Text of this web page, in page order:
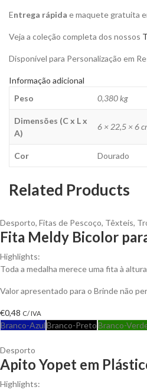
Entrega rápida e maquete gratuita
Veja a coleção completa dos nossos
Disponível para Personalização em
Informação adicional
Peso
0,380 kg
Dimensões (C x L x
A)
6 × 22,5 × 6
Cor Dourado
Related Products
Desporto, Fitas de Pescoço, Têxteis,
Fita Meldy Bicolor
Highlights:
Toda a medalha merece uma fita à
Valor apresentado para o Brinde não
€0,48 C/ IVA
Branco-AzulBranco-PretoBranco-
Desporto
Apito Yopet em
Highlights: